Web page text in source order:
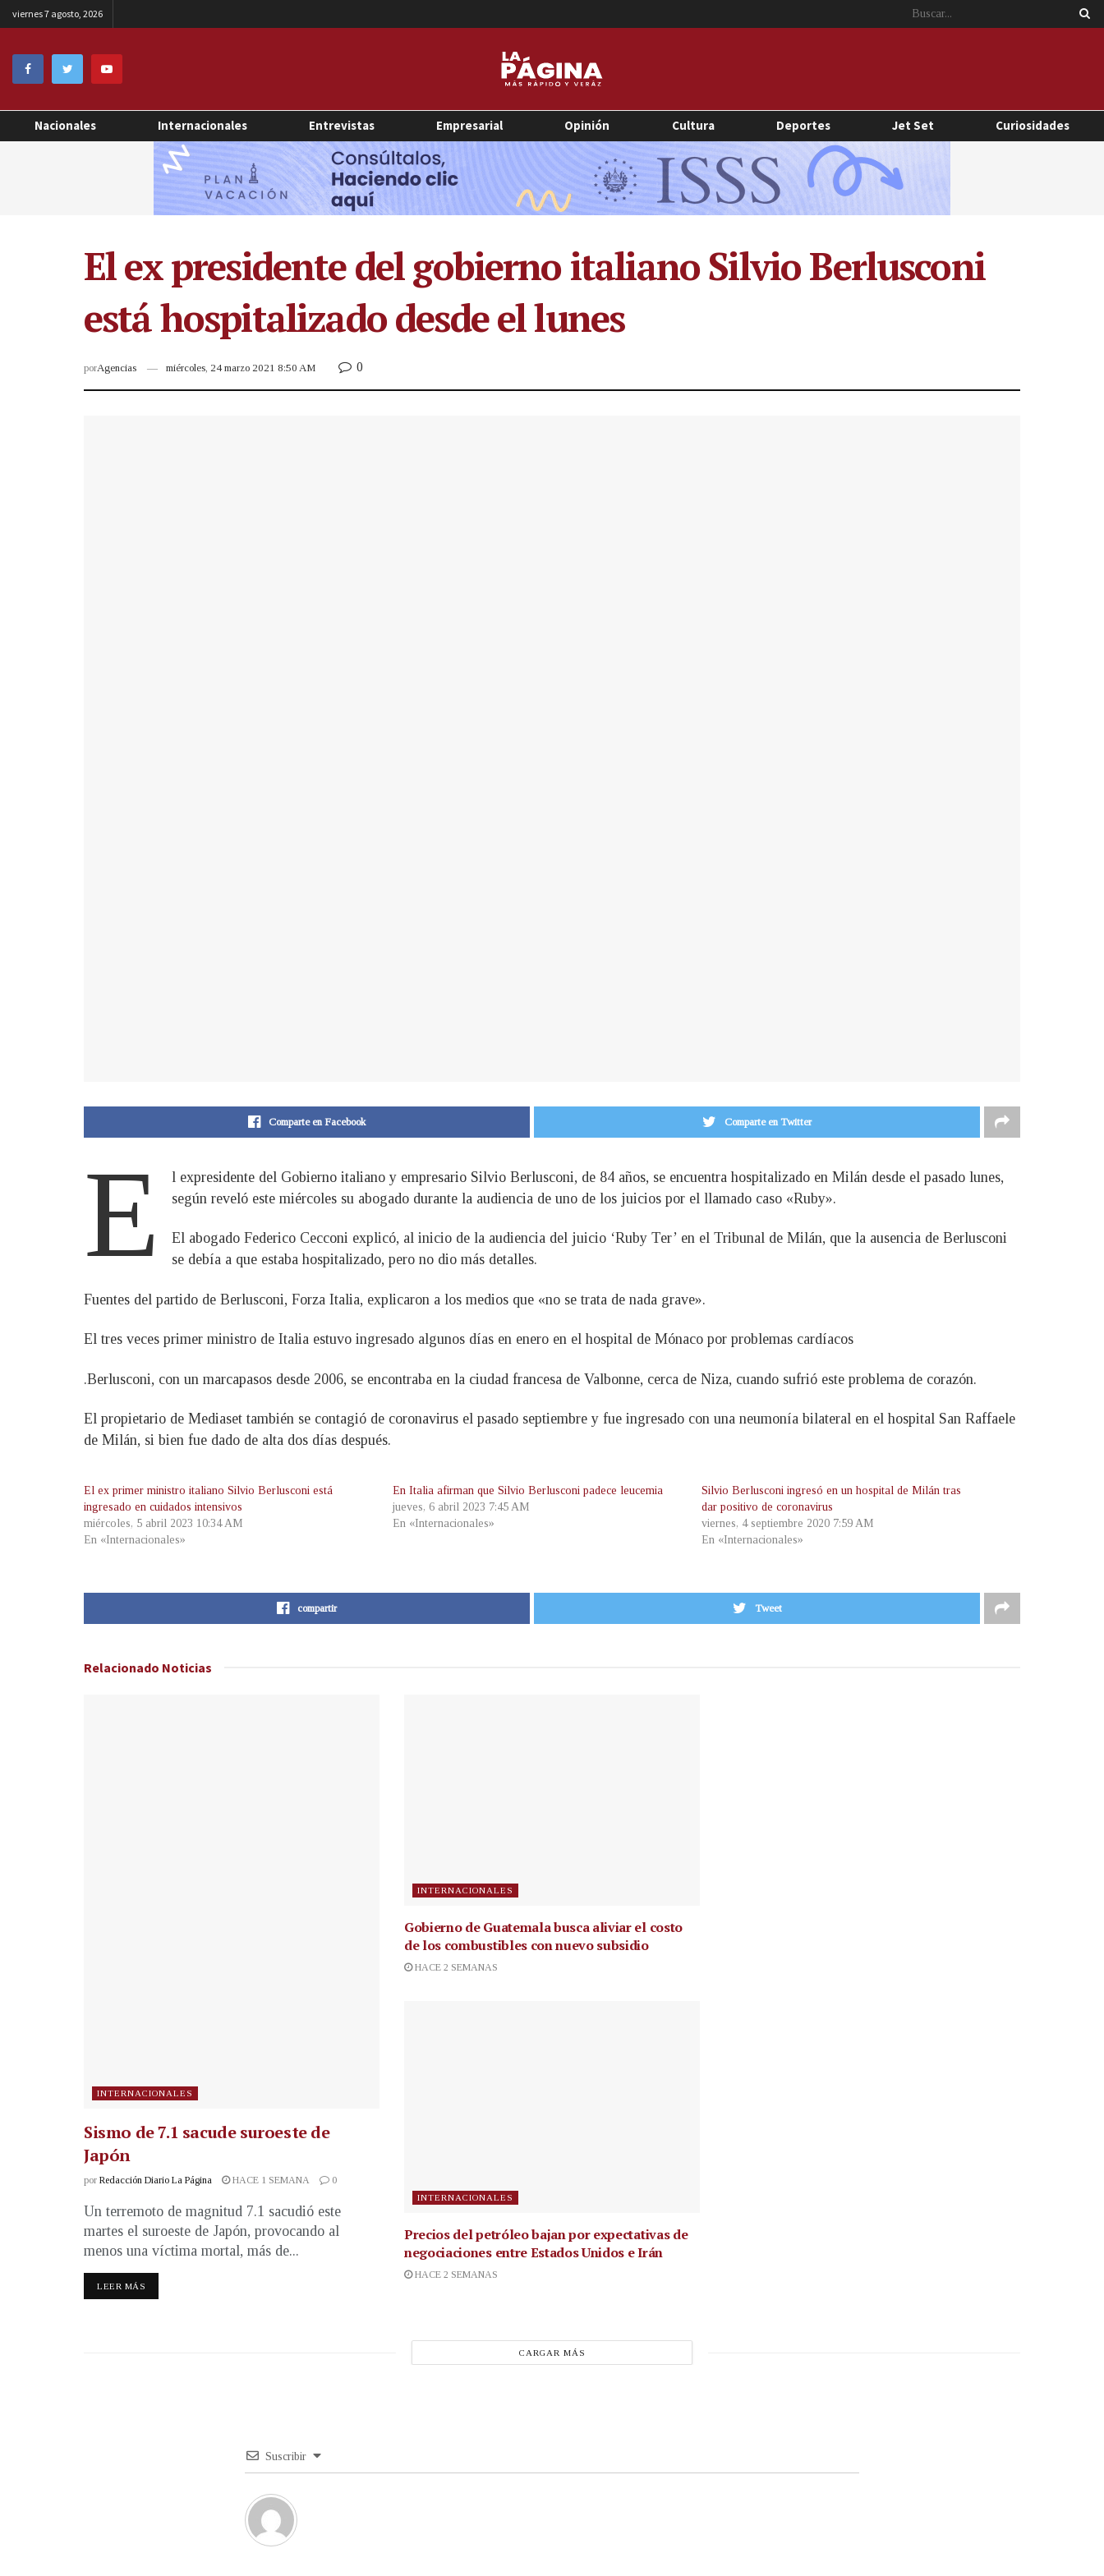
viernes 7 agosto, 2026
Nacionales Internacionales Entrevistas Empresarial Opinión Cultura Deportes Jet Set Curiosidades
El ex presidente del gobierno italiano Silvio Berlusconi
está hospitalizado desde el lunes
porAgencias miércoles, 24 marzo 2021 8:50 AM 0
Comparte en Facebook Comparte en Twitter
E
l expresidente del Gobierno italiano y empresario Silvio Berlusconi, de 84 años, se encuentra hospitalizado en Milán desde el pasado lunes,
según reveló este miércoles su abogado durante la audiencia de uno de los juicios por el llamado caso «Ruby».
El abogado Federico Cecconi explicó, al inicio de la audiencia del juicio ‘Ruby Ter’ en el Tribunal de Milán, que la ausencia de Berlusconi
se debía a que estaba hospitalizado, pero no dio más detalles.
Fuentes del partido de Berlusconi, Forza Italia, explicaron a los medios que «no se trata de nada grave».
El tres veces primer ministro de Italia estuvo ingresado algunos días en enero en el hospital de Mónaco por problemas cardíacos
.Berlusconi, con un marcapasos desde 2006, se encontraba en la ciudad francesa de Valbonne, cerca de Niza, cuando sufrió este problema de corazón.
El propietario de Mediaset también se contagió de coronavirus el pasado septiembre y fue ingresado con una neumonía bilateral en el hospital San Raffaele
de Milán, si bien fue dado de alta dos días después.
El ex primer ministro italiano Silvio Berlusconi está
ingresado en cuidados intensivos
miércoles, 5 abril 2023 10:34 AM
En «Internacionales»
En Italia afirman que Silvio Berlusconi padece leucemia
jueves, 6 abril 2023 7:45 AM
En «Internacionales»
Silvio Berlusconi ingresó en un hospital de Milán tras
dar positivo de coronavirus
viernes, 4 septiembre 2020 7:59 AM
En «Internacionales»
compartir Tweet
Relacionado Noticias
INTERNACIONALES
Sismo de 7.1 sacude suroeste de
Japón
por Redacción Diario La Página HACE 1 SEMANA 0
Un terremoto de magnitud 7.1 sacudió este
martes el suroeste de Japón, provocando al
menos una víctima mortal, más de...
LEER MÁS
INTERNACIONALES
Gobierno de Guatemala busca aliviar el costo
de los combustibles con nuevo subsidio
HACE 2 SEMANAS
INTERNACIONALES
Precios del petróleo bajan por expectativas de
negociaciones entre Estados Unidos e Irán
HACE 2 SEMANAS
CARGAR MÁS
Suscribir